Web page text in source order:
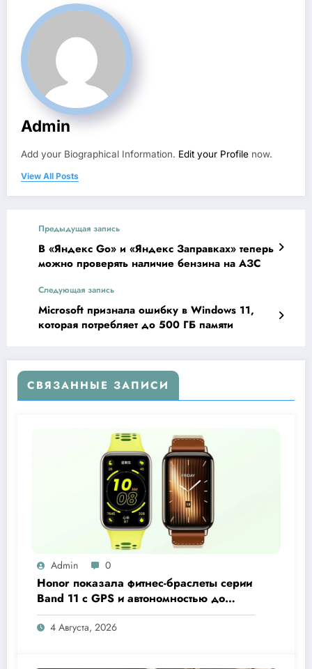
Admin
Add your Biographical Information. Edit your Profile now.
View All Posts
Предыдущая запись
В «Яндекс Go» и «Яндекс Заправках» теперь
можно проверять наличие бензина на АЗС
Следующая запись
Microsoft признала ошибку в Windows 11,
которая потребляет до 500 ГБ памяти
СВЯЗАННЫЕ ЗАПИСИ
Admin 0
Honor показала фитнес-браслеты серии
Band 11 с GPS и автономностью до
26 дней
4 Августа, 2026